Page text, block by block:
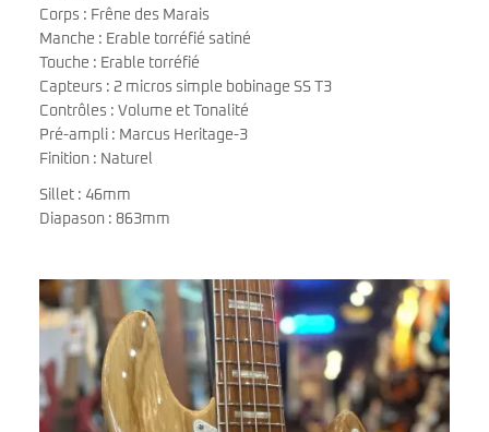
Corps : Frêne des Marais
Manche : Erable torréfié satiné
Touche : Erable torréfié
Capteurs : 2 micros simple bobinage SS T3
Contrôles : Volume et Tonalité
Pré-ampli : Marcus Heritage-3
Finition : Naturel
Sillet : 46mm
Diapason : 863mm